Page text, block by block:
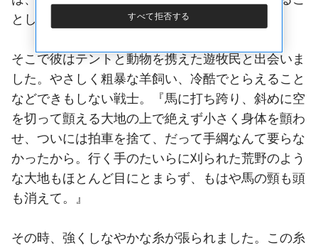
としか許されませんでした。
そこで彼はテントと動物を携えた遊牧民と出会いま
した。やさしく粗暴な羊飼い、冷酷でとらえること
などできもしない戦士。『馬に打ち跨り、斜めに空
を切って顫える大地の上で絶えず小さく身体を顫わ
せ、ついには拍車を捨て、だって手綱なんて要らな
かったから。行く手のたいらに刈られた荒野のよう
な大地もほとんど目にとまらず、もはや馬の頸も頭
も消えて。』
その時、強くしなやかな糸が張られました。この糸
すべて拒否する